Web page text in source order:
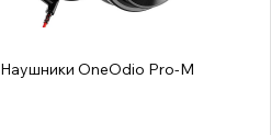
Наушники OneOdio Pro-M